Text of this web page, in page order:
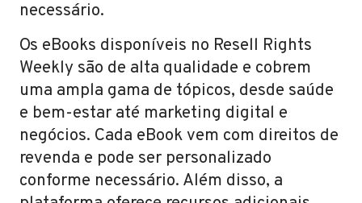
necessário.
Os eBooks disponíveis no Resell Rights
Weekly são de alta qualidade e cobrem
uma ampla gama de tópicos, desde saúde
e bem-estar até marketing digital e
negócios. Cada eBook vem com direitos de
revenda e pode ser personalizado
conforme necessário. Além disso, a